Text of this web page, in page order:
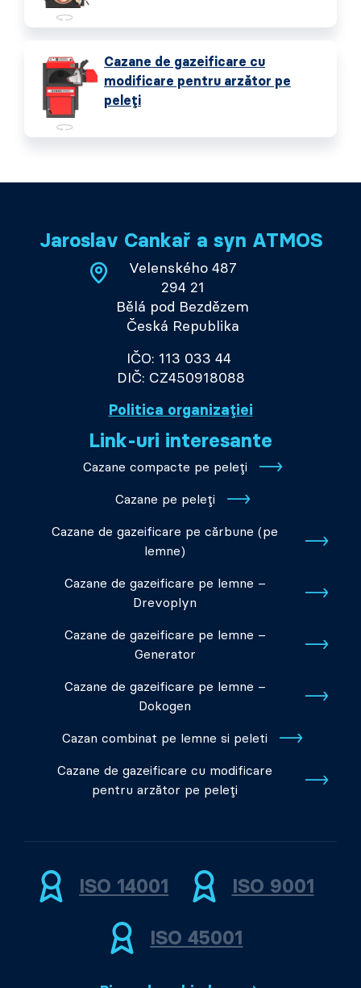
Cazane de gazeificare cu
modificare pentru arzător pe
peleți
Jaroslav Cankař a syn ATMOS
Velenského 487
294 21
Bělá pod Bezdězem
Česká Republika
IČO: 113 033 44
DIČ: CZ450918088
Politica organizației
Link-uri interesante
Cazane compacte pe peleți
Cazane pe peleți
Cazane de gazeificare pe cărbune (pe
lemne)
Cazane de gazeificare pe lemne –
Drevoplyn
Cazane de gazeificare pe lemne –
Generator
Cazane de gazeificare pe lemne –
Dokogen
Cazan combinat pe lemne si peleti
Cazane de gazeificare cu modificare
pentru arzător pe peleți
ISO 14001 ISO 9001
ISO 45001